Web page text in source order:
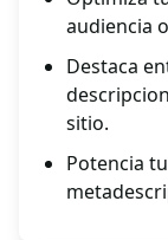
audiencia
Destaca
sitio.
Potencia